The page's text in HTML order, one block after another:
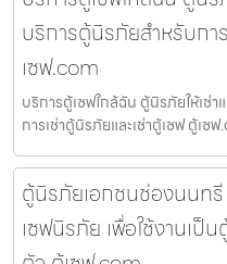
บริการตู้นิรภัยสำหรับกา
เซฟ.com
บริการตู้เซฟใกล้ฉัน ตู้นิรภัยให้เช่
การเช่าตู้นิรภัยและเช่าตู้เซฟ ตู้เซ
ตู้นิรภัยเอกชนช่องนนทรี
เซฟนิรภัย เพื่อใช้งานเป็